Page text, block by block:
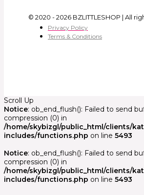
© 2020 - 2026 BZLITTLESHOP | All
Privacy Policy
Terms & Conditions
Scroll Up
Notice: ob_end_flush(): Failed to send
compression (0) in
/home/skybizgl/public_html/clients/
includes/functions.php on line 5493
Notice: ob_end_flush(): Failed to send
compression (0) in
/home/skybizgl/public_html/clients/
includes/functions.php on line 5493